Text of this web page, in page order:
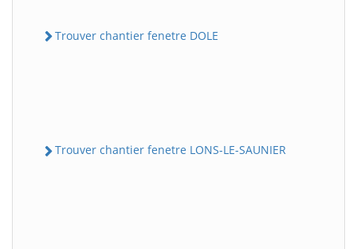
Trouver chantier fenetre DOLE
Trouver chantier fenetre LONS-LE-SAUNIER